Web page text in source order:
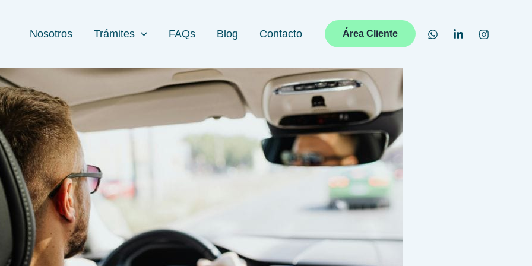
Nosotros Trámites FAQs Blog Contacto Área Cliente